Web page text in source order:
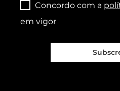
Concordo com a
em vigor